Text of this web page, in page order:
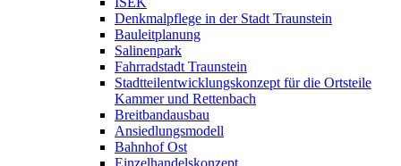
Denkmalpflege in der Stadt Traunstein
Bauleitplanung
Salinenpark
Fahrradstadt Traunstein
Stadtteilentwicklungskonzept für die Ortsteile
Kammer und Rettenbach
Breitbandausbau
Ansiedlungsmodell
Bahnhof Ost
Einzelhandelskonzept